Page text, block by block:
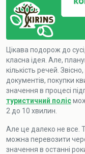
Цікава подорож до
класна ідея. Але,
кількість речей.
документів, покупки
значення в процесі
туристичний поліс
2 до 10 хвилин.
Але це далеко не все.
можна перевозити
значення в останні